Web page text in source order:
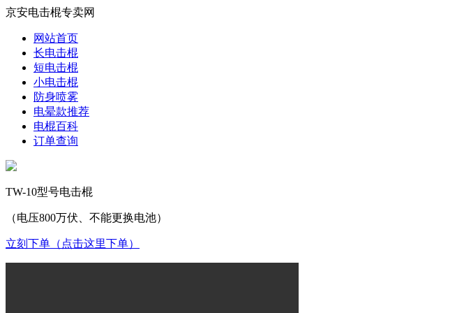
京安电击棍专卖网
网站首页
长电击棍
短电击棍
小电击棍
防身喷雾
电晕款推荐
电棍百科
订单查询
TW-10型号电击棍
（电压800万伏、不能更换电池）
立刻下单（点击这里下单）